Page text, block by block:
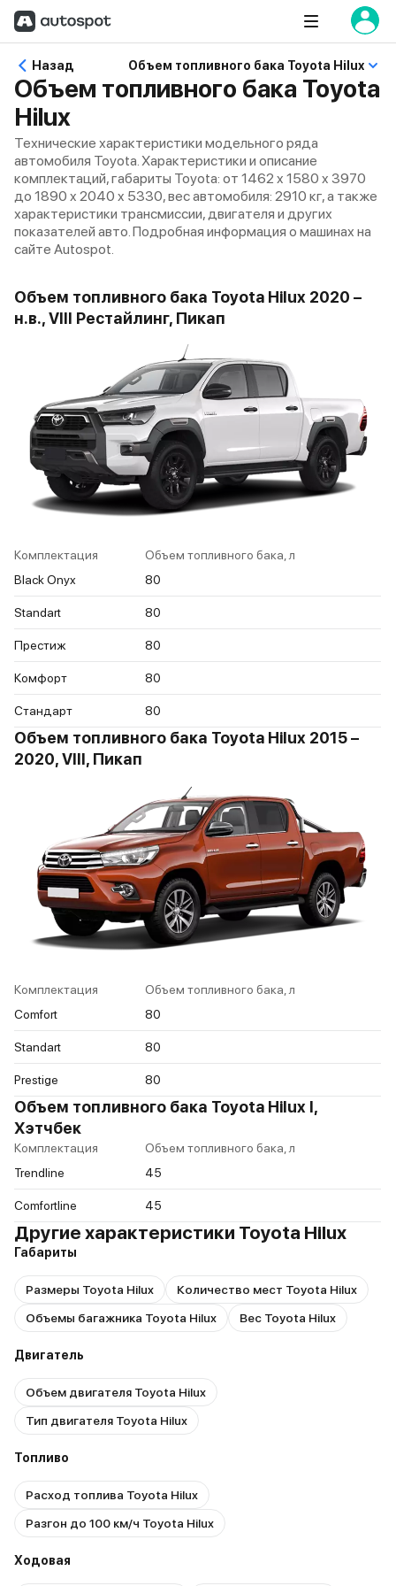
Назад Объем топливного бака Toyota Hilux
Объем топливного бака Toyota
Hilux
Технические характеристики модельного ряда
автомобиля Toyota. Характеристики и описание
комплектаций, габариты Toyota: от 1462 x 1580 x 3970
до 1890 x 2040 x 5330, вес автомобиля: 2910 кг, а также
характеристики трансмиссии, двигателя и других
показателей авто. Подробная информация о машинах на
сайте Autospot.
Объем топливного бака Toyota Hilux 2020 –
н.в., VIII Рестайлинг, Пикап
Комплектация
Объем топливного бака, л
Black Onyx
80
Standart 80
Престиж 80
Комфорт 80
Стандарт 80
Объем топливного бака Toyota Hilux 2015 –
2020, VIII, Пикап
Комплектация
Объем топливного бака, л
Comfort
80
Standart 80
Prestige 80
Объем топливного бака Toyota Hilux I,
Хэтчбек
Комплектация
Объем топливного бака, л
Trendline
45
Comfortline 45
Другие характеристики Toyota Hilux
Габариты
Размеры Toyota Hilux
Количество мест Toyota Hilux
Объемы багажника Toyota Hilux
Вес Toyota Hilux
Двигатель
Объем двигателя Toyota Hilux
Тип двигателя Toyota Hilux
Топливо
Расход топлива Toyota Hilux
Разгон до 100 км/ч Toyota Hilux
Ходовая